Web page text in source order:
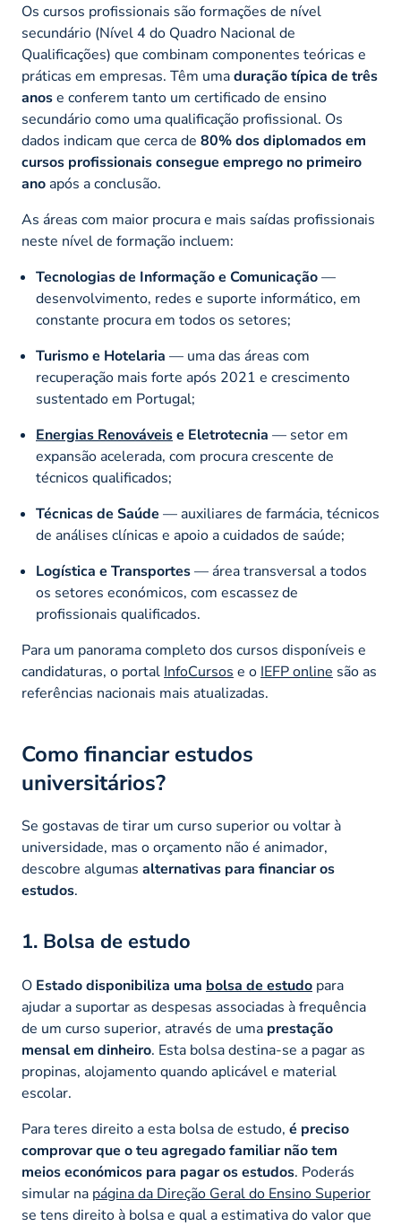
Os cursos profissionais são formações de nível
secundário (Nível 4 do Quadro Nacional de
Qualificações) que combinam componentes teóricas e
práticas em empresas. Têm umaduração típica de três
anose conferem tanto um certificado de ensino
secundário como uma qualificação profissional. Os
dados indicam que cerca de 80% dos diplomados em
cursos profissionais consegue emprego no primeiro
ano após a conclusão.
As áreas com maior procura e mais saídas profissionais
neste nível de formação incluem:
Tecnologias de Informação e Comunicação—
desenvolvimento, redes e suporte informático, em
constante procura em todos os setores;
Turismo e Hotelaria — uma das áreas com
recuperação mais forte após 2021 e crescimento
sustentado em Portugal;
Energias Renováveise Eletrotecnia — setor em
expansão acelerada, com procura crescente de
técnicos qualificados;
Técnicas de Saúde — auxiliares de farmácia, técnicos
de análises clínicas e apoio a cuidados de saúde;
Logística e Transportes— área transversal a todos
os setores económicos, com escassez de
profissionais qualificados.
Para um panorama completo dos cursos disponíveis e
candidaturas, o portal InfoCursos e o IEFP online são as
referências nacionais mais atualizadas.
Como financiar estudos
universitários?
Se gostavas de tirar um curso superior ou voltar à
universidade, mas o orçamento não é animador,
descobre algumas alternativas para financiar os
estudos.
1. Bolsa de estudo
O Estado disponibiliza uma bolsa de estudo para
ajudar a suportar as despesas associadas à frequência
de um curso superior, através de uma prestação
mensal em dinheiro. Esta bolsa destina-se a pagar as
propinas, alojamento quando aplicável e material
escolar.
Para teres direito a esta bolsa de estudo, é preciso
comprovar que o teu agregado familiar não tem
meios económicos para pagar os estudos. Poderás
simular na página da Direção Geral do Ensino Superior
se tens direito à bolsa e qual a estimativa do valor que